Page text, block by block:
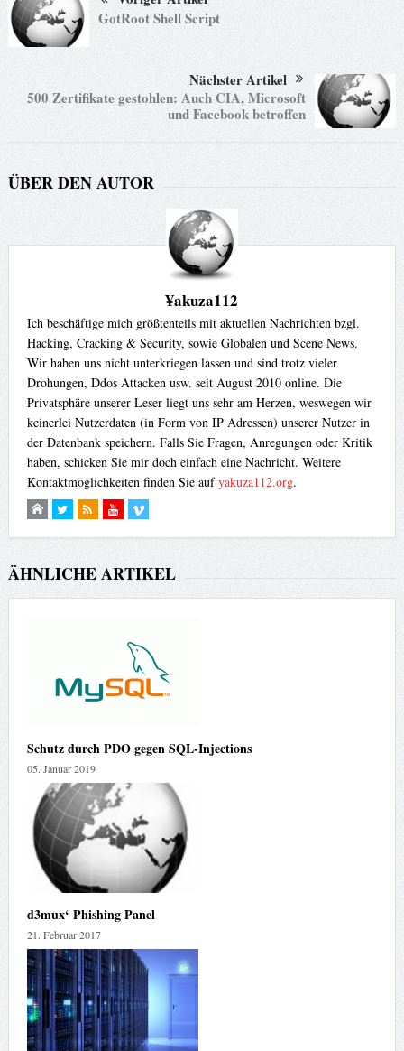
GotRoot Shell Script
Nächster Artikel
500 Zertifikate gestohlen: Auch CIA, Microsoft
und Facebook betroffen
ÜBER DEN AUTOR
¥akuza112
Ich beschäftige mich größtenteils mit aktuellen Nachrichten bzgl.
Hacking, Cracking & Security, sowie Globalen und Scene News.
Wir haben uns nicht unterkriegen lassen und sind trotz vieler
Drohungen, Ddos Attacken usw. seit August 2010 online. Die
Privatsphäre unserer Leser liegt uns sehr am Herzen, weswegen wir
keinerlei Nutzerdaten (in Form von IP Adressen) unserer Nutzer in
der Datenbank speichern. Falls Sie Fragen, Anregungen oder Kritik
haben, schicken Sie mir doch einfach eine Nachricht. Weitere
Kontaktmöglichkeiten finden Sie aufyakuza112.org.
ÄHNLICHE ARTIKEL
Schutz durch PDO gegen SQL-Injections
05. Januar 2019
d3mux‘ Phishing Panel
21. Februar 2017